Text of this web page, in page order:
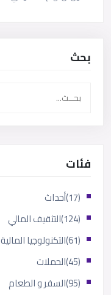
بحث
فئات
أحداث
(17)
التثقيف المالي
(124)
التكنولوجيا المالية
(61)
الحملات
(45)
السفر و الطعام
(95)